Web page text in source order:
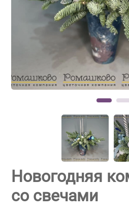
Новогодняя
со свечами